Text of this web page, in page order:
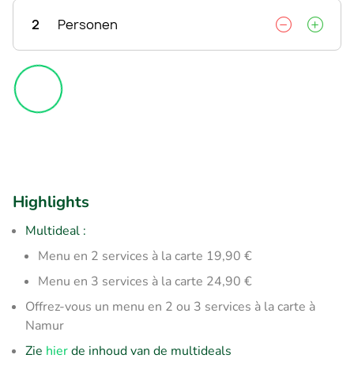
2 Personen
Highlights
Multideal :
Menu en 2 services à la carte 19,90 €
Menu en 3 services à la carte 24,90 €
Offrez-vous un menu en 2 ou 3 services à la carte à
Namur
Zie hierde inhoud van de multideals